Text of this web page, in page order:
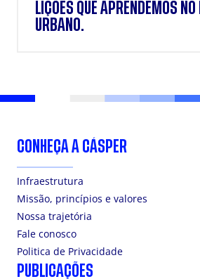
LIÇÕES QUE APRENDEMOS
URBANO.
CONHEÇA A CÁSPER
Infraestrutura
Missão, princípios e valores
Nossa trajetória
Fale conosco
Politica de Privacidade
PUBLICAÇÕES